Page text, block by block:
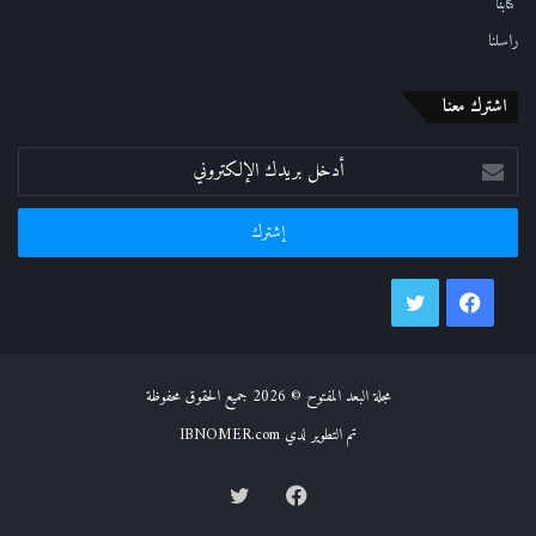
راسلنا
اشترك معنا
أدخل
بريدك
الإلكتروني
فيسبوك
مجلة البعد المفتوح © 2026 جميع الحقوق محفوظة
تم التطوير لدي IBNOMER.com
فيسبوك